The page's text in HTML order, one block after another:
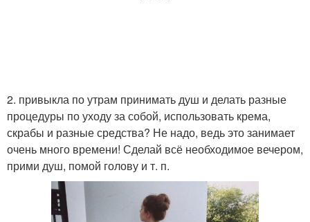
2. привыкла по утрам принимать душ и делать разные
процедуры по уходу за собой, использовать крема,
скрабы и разные средства? Не надо, ведь это занимает
очень много времени! Сделай всё необходимое вечером,
прими душ, помой голову и т. п.